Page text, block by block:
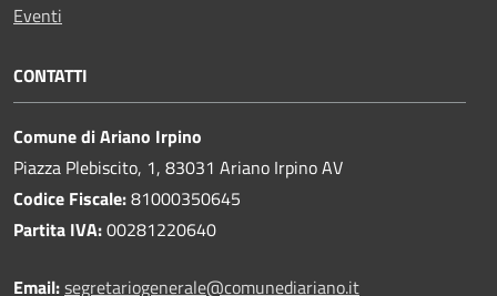
Eventi
CONTATTI
Comune di Ariano Irpino
Piazza Plebiscito, 1, 83031 Ariano Irpino AV
Codice Fiscale:81000350645
Partita IVA:00281220640
Email:segretariogenerale@comunediariano.it